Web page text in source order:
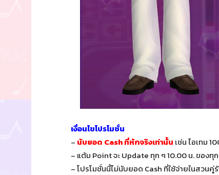
เงื่อนไขโปรโมชั่น
– นับยอด Cash ที่หักจริงเท่านั้น เช่น ไอเทม
– แต้ม Point จะ Update ทุก ๆ 10.00 น. ของทุ
– โปรโมชั่นนี้ไม่นับยอด Cash ที่ใช้จ่ายในสวนคู่